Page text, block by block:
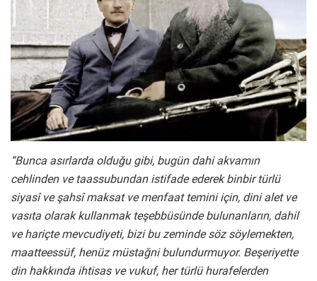
“Bunca asırlarda olduğu gibi, bugün dahi akvamın
cehlinden ve taassubundan istifade ederek binbir türlü
siyasî ve şahsî maksat ve menfaat temini için, dini alet ve
vasıta olarak kullanmak teşebbüsünde bulunanların, dahil
ve hariçte mevcudiyeti, bizi bu zeminde söz söylemekten,
maatteessüf, henüz müstağni bulundurmuyor. Beşeriyette
din hakkında ihtisas ve vukuf, her türlü hurafelerden